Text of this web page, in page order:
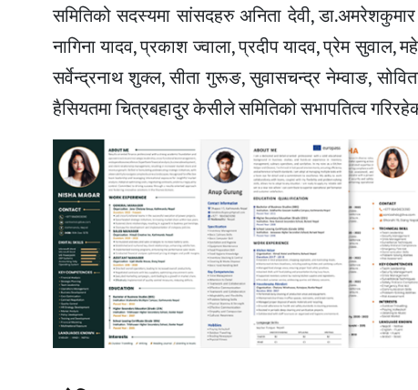
समितिको सदस्यमा सांसदहरु अनिता देवी,
नागिना यादव, प्रकाश ज्वाला, प्रदीप यादव, प्रेम सुवाल,
सर्वेन्द्रनाथ शुक्ल, सीता गुरूङ, सुवासचन्द्र नेम्वाङ,
हैसियतमा चित्रबहादुर केसीले समितिको सभापतित्व